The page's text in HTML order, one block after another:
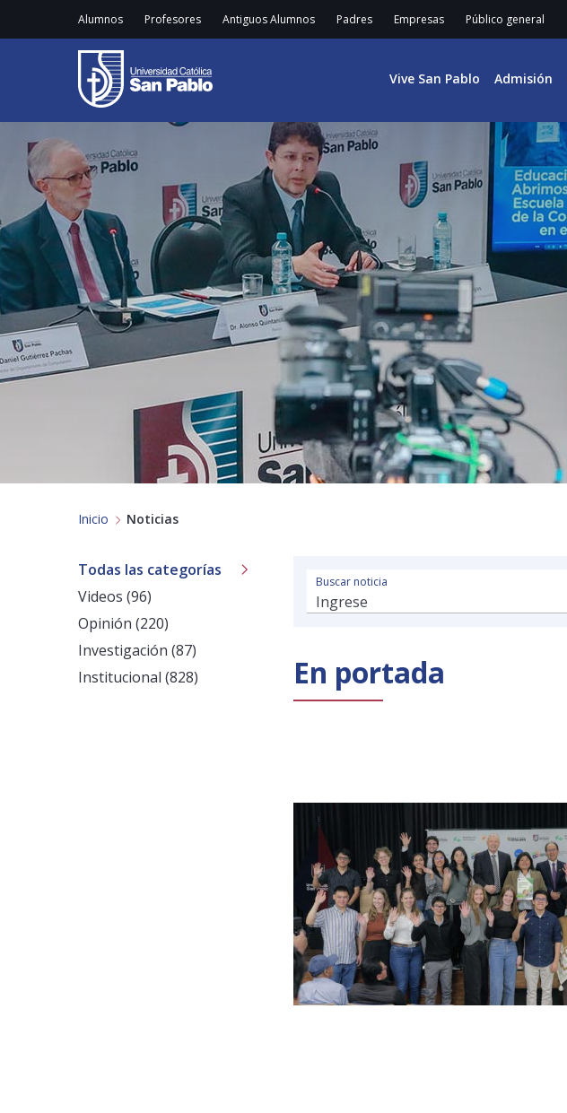
Alumnos Profesores Antiguos Alumnos Padres Empresas Público general
Vive San Pablo Admisión
Inicio Noticias
Todas las categorías
Videos (96)
Opinión (220)
Investigación (87)
Institucional (828)
Buscar noticia
En portada